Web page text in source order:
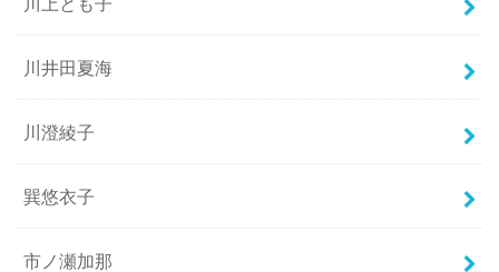
川井田夏海
川澄綾子
巽悠衣子
市ノ瀬加那